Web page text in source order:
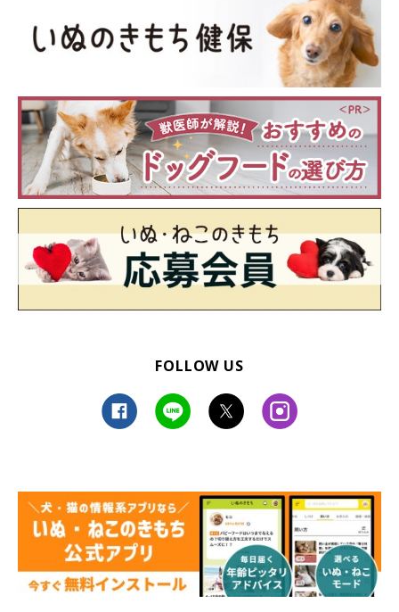
ラウマから当初は人間を怖がり逃げまどっていたが、約２カ月ほ
どでただの破壊王へ。ついでにデブになる。運動神経はかなりい
いので、家では「動けるデブ」と呼ばれている。
FOLLOW US